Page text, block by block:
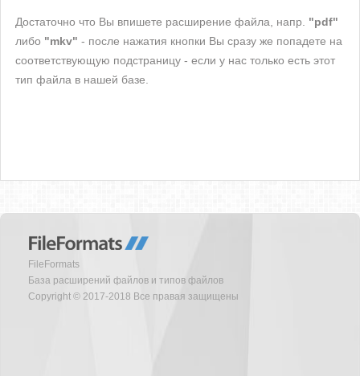
Достаточно что Вы впишете расширение файла, напр. "pdf"
либо "mkv" - после нажатия кнопки Вы сразу же попадете на
соответствующую подстраницу - если у нас только есть этот
тип файла в нашей базе.
FileFormats
База расширений файлов и типов файлов
Copyright © 2017-2018 Все правая защищены